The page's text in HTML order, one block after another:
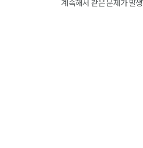
계속해서 같은 문제가 발